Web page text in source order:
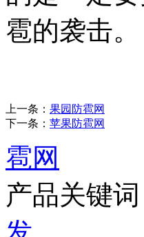
雹的袭击。
上一条： 果园防雹网
下一条： 苹果防雹网
雹网
产品关键词